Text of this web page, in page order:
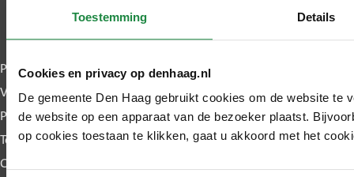
Toestemming Details
Cookies en privacy op denhaag.nl
De gemeente Den Haag gebruikt cookies om de website te
de website op een apparaat van de bezoeker plaatst.
op cookies toestaan te klikken, gaat u akkoord met het
Over
deze
website
Privacy
Voorwaarden
Proclaimer
Toegankelijkheid
Cookies